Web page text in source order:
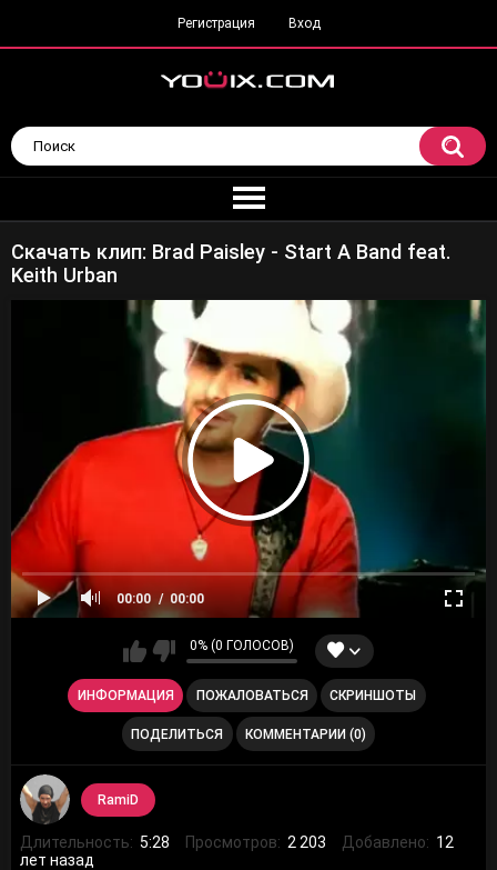
Регистрация Вход
Скачать клип: Brad Paisley - Start A Band feat.
Keith Urban
00:00 00:00
0% (0 ГОЛОСОВ)
ИНФОРМАЦИЯ ПОЖАЛОВАТЬСЯ СКРИНШОТЫ
ПОДЕЛИТЬСЯ КОММЕНТАРИИ (0)
RamiD
Длительность: 5:28 Просмотров: 2 203 Добавлено: 12
лет назад